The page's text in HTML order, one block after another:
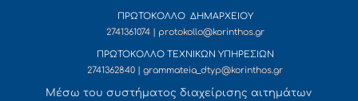
ΠΡΩΤΟΚΟΛΛΟ ΔΗΜΑΡΧΕΙΟΥ
2741361074 | protokollo@korinthos.gr
ΠΡΩΤΟΚΟΛΛΟ ΤΕΧΝΙΚΩΝ ΥΠΗΡΕΣΙΩΝ
2741362840 | grammateia_dtyp@korinthos.gr
Mέσω του συστήματος διαχείρισης αιτημάτων